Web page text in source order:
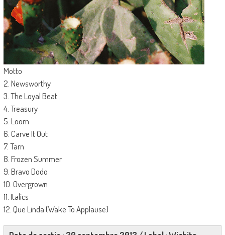
Motto
2. Newsworthy
3. The Loyal Beat
4. Treasury
5. Loom
6. Carve It Out
7. Tarn
8. Frozen Summer
9. Bravo Dodo
10. Overgrown
11. Italics
12. Que Linda (Wake To Applause)